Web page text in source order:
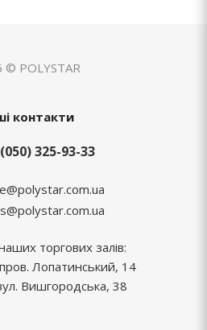
© POLYSTAR
контакти
325-93-33
торгових залів:
Лопатинський, 14
Вишгородська, 38